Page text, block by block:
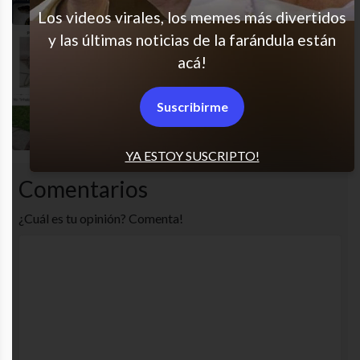
Era como magia (?
Imposible no hacerlo
Comentarios
¿Cuál es tu opinión? Comenta!
YA ESTOY SUSCRIPTO!
Los videos virales, los memes más divertidos
y las últimas noticias de la farándula están
acá!
Suscribirme